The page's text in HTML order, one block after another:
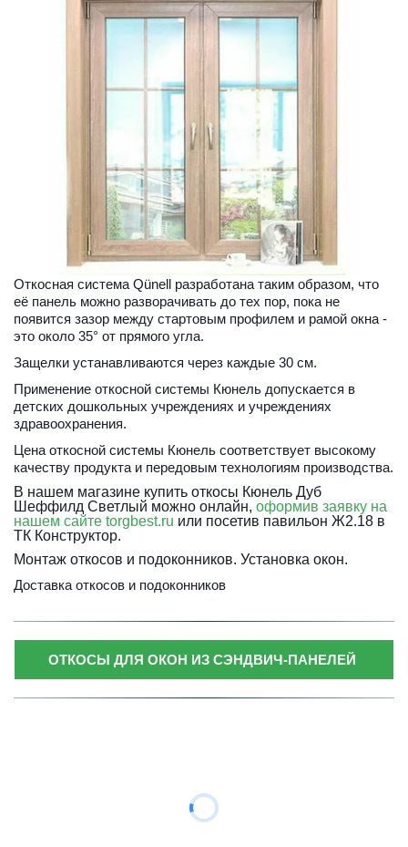
Откосная система Qünell разработана таким образом, что
её панель можно разворачивать до тех пор, пока не
появится зазор между стартовым профилем и рамой окна -
это около 35° от прямого угла.
Защелки устанавливаются через каждые 30 см.
Применение откосной системы Кюнель допускается в
детских дошкольных учреждениях и учреждениях
здравоохранения.
Цена откосной системы Кюнель соответствует высокому
качеству продукта и передовым технологиям производства.
В нашем магазине купить откосы Кюнель Дуб
Шеффилд Светлый можно онлайн, оформив заявку на
нашем сайте torgbest.ru или посетив павильон Ж2.18 в
ТК Конструктор.
Монтаж откосов и подоконников. Установка окон.
Доставка откосов и подоконников
ОТКОСЫ ДЛЯ ОКОН ИЗ СЭНДВИЧ-ПАНЕЛЕЙ